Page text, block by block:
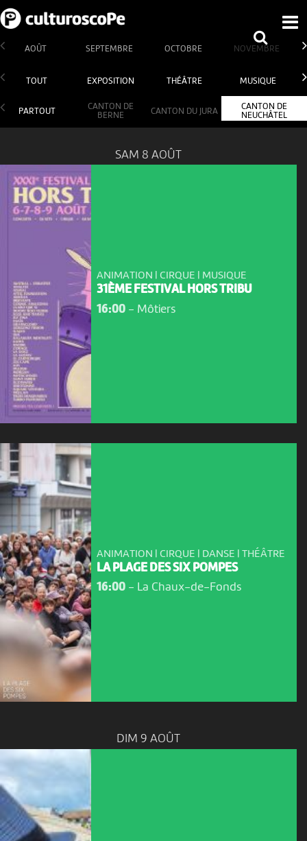
AOÛT SEPTEMBRE OCTOBRE NOVEMBRE
TOUT EXPOSITION THÉÂTRE MUSIQUE
PARTOUT
CANTON DE
BERNE
CANTON DU JURA
CANTON DE
NEUCHÂTEL
SAM 8 AOÛT
ANIMATION | CIRQUE | MUSIQUE
31ÈME FESTIVAL HORS TRIBU
16:00- Môtiers
ANIMATION | CIRQUE | DANSE | THÉÂTRE
LA PLAGE DES SIX POMPES
16:00- La Chaux-de-Fonds
DIM 9 AOÛT